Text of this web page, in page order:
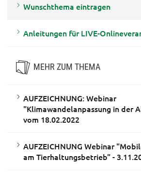
Wunschthema eintragen
Anleitungen für LIVE-
MEHR ZUM THEMA
AUFZEICHNUNG: Webinar
"Klimawandelanpassung in der
vom 18.02.2022
AUFZEICHNUNG Webinar
am Tierhaltungsbetrieb" -